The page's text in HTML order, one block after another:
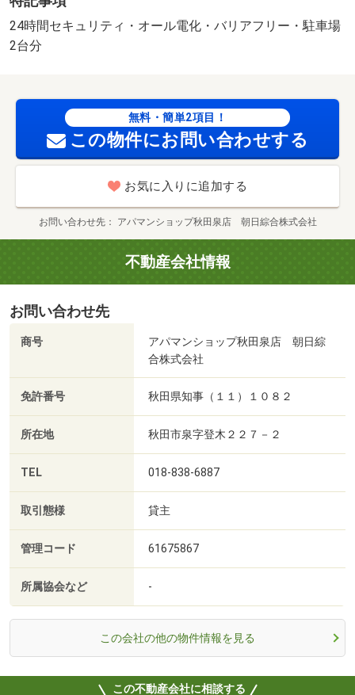
ニ・４３５ｍ スーパー・４６３ｍ 病院・６１ｍ 仲介
料無料で６万円軽減可！ネット無料！ペット共生マンショ
ン！ 楽賃サポートを利用しない場合は、敷金１ヶ月・礼
００円）・退去時クリーニング代が必要です。 ／加盟団
体名：（公社）秋田県宅地建物取引業協会 公取協名：東
北地区不動産公正取引協議会加盟/簡易消火器（課税対
象 6600円/鍵セット費（課税対象 11000円
24時間セキュリティ・オール電化・バリアフリー・駐車場
2台分
無料・簡単2項目！
この物件にお問い合わせする
お気に入りに追加する
お問い合わせ先 アパマンショップ秋田泉店 朝日綜合株式会社
不動産会社情報
お問い合わせ先
商号
アパマンショップ秋田泉店 朝日綜
合株式会社
免許番号 秋田県知事（１１）１０８２
所在地 秋田市泉字登木２２７－２
TEL 018-838-6887
取引態様 貸主
管理コード 61675867
所属協会など -
この会社の他の物件情報を見る
この不動産会社に相談する